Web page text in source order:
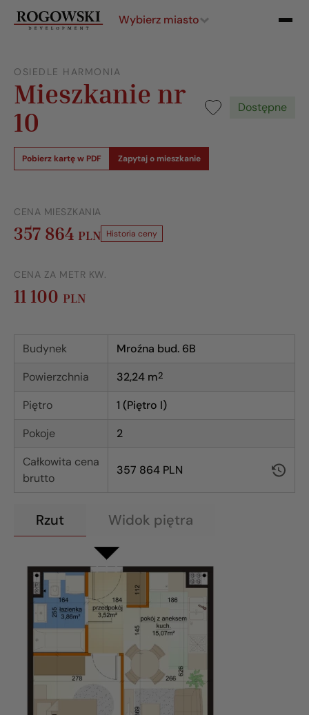
Wybierz miasto
OSIEDLE HARMONIA
Mieszkanie nr
10
Dostępne
Pobierz kartę w PDF Zapytaj o mieszkanie
CENA MIESZKANIA
357 864 PLN Historia ceny
CENA ZA METR KW.
11 100 PLN
Budynek
Mroźna bud. 6B
Powierzchnia
32,24 m2
Piętro
1 (Piętro I)
Pokoje
2
Całkowita cena
brutto
357 864 PLN
Rzut Widok piętra